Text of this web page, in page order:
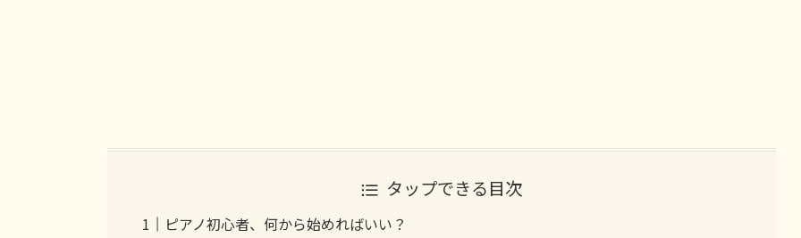
タップできる目次
ピアノ初心者、何から始めればいい？